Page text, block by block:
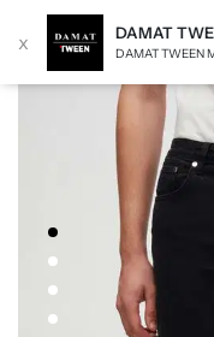
x DAMAT
DAMAT TWEEN